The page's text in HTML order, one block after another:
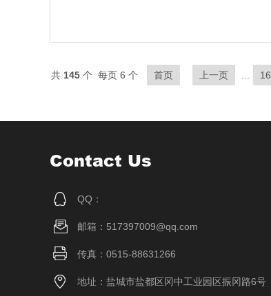
共 145 个 每页 6 个 首页 上一页 16
Contact Us
QQ：
邮箱：517397009@qq.com
传真：0515-88631266
地址：盐城市盐都区冈中工业园区振冈路6号